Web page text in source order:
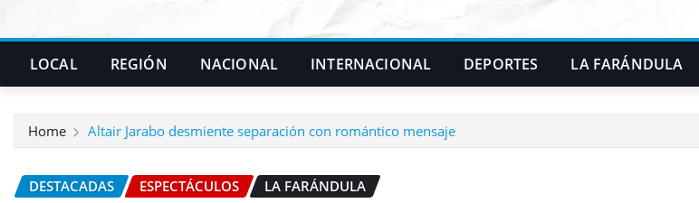
LOCAL REGIÓN NACIONAL INTERNACIONAL DEPORTES LA FARÁNDULA
Home Altair Jarabo desmiente separación con romántico mensaje
DESTACADAS ESPECTÁCULOS LA FARÁNDULA